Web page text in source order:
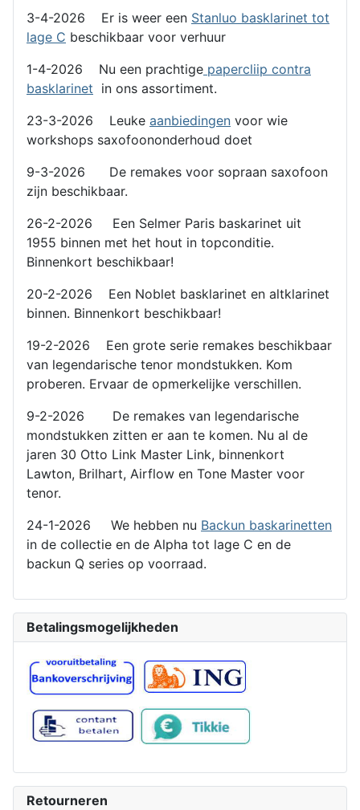
3-4-2026 Er is weer een Stanluo basklarinet tot
lage C beschikbaar voor verhuur
1-4-2026 Nu een prachtige papercliip contra
basklarinet in ons assortiment.
23-3-2026 Leuke aanbiedingen voor wie
workshops saxofoononderhoud doet
9-3-2026 De remakes voor sopraan saxofoon
zijn beschikbaar.
26-2-2026 Een Selmer Paris baskarinet uit
1955 binnen met het hout in topconditie.
Binnenkort beschikbaar!
20-2-2026 Een Noblet basklarinet en altklarinet
binnen. Binnenkort beschikbaar!
19-2-2026 Een grote serie remakes beschikbaar
van legendarische tenor mondstukken. Kom
proberen. Ervaar de opmerkelijke verschillen.
9-2-2026 De remakes van legendarische
mondstukken zitten er aan te komen. Nu al de
jaren 30 Otto Link Master Link, binnenkort
Lawton, Brilhart, Airflow en Tone Master voor
tenor.
24-1-2026 We hebben nu Backun baskarinetten
in de collectie en de Alpha tot lage C en de
backun Q series op voorraad.
Betalingsmogelijkheden
Retourneren